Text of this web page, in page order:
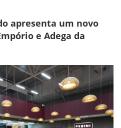
apresenta um novo
e Adega da